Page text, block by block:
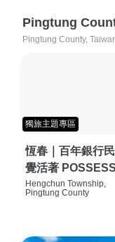
Pingtung
Pingtung County,
獨旅主題專區
恆春｜百年銀行
覺活著
背包客棧 | 恆春必
Hengchun Township,
Pingtung County